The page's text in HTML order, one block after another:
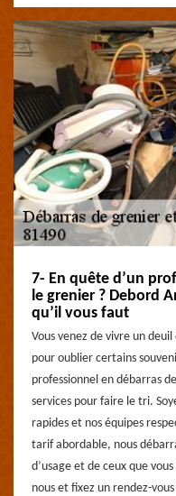
7- En quête d’un
le grenier ? Debord
qu’il vous faut
Vous venez de vivre un
pour oublier certains
professionnel en débarras
services pour faire le tri.
rapides et nos équipes
tarif abordable, nous
d’usage et de ceux que
nous et fixez un rendez-vous